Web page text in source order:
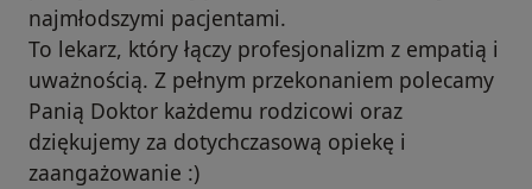
najmłodszymi pacjentami.
To lekarz, który łączy profesjonalizm z empatią i
uważnością. Z pełnym przekonaniem polecamy
Panią Doktor każdemu rodzicowi oraz
dziękujemy za dotychczasową opiekę i
zaangażowanie :)